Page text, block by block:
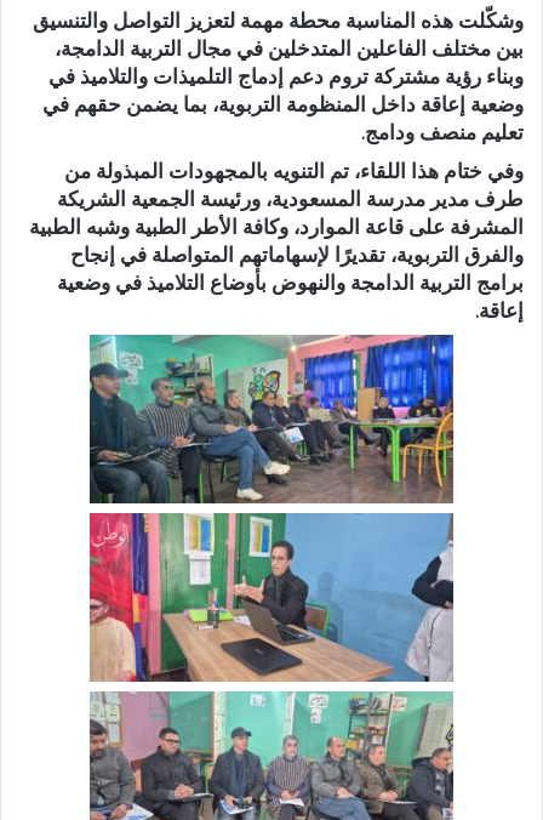
وشكّلت هذه المناسبة محطة مهمة لتعزيز التواصل والتنسيق
بين مختلف الفاعلين المتدخلين في مجال التربية الدامجة،
وبناء رؤية مشتركة تروم دعم إدماج التلميذات والتلاميذ في
وضعية إعاقة داخل المنظومة التربوية، بما يضمن حقهم في
تعليم منصف ودامج.
وفي ختام هذا اللقاء، تم التنويه بالمجهودات المبذولة من
طرف مدير مدرسة المسعودية، ورئيسة الجمعية الشريكة
المشرفة على قاعة الموارد، وكافة الأطر الطبية وشبه الطبية
والفرق التربوية، تقديرًا لإسهاماتهم المتواصلة في إنجاح
برامج التربية الدامجة والنهوض بأوضاع التلاميذ في وضعية
إعاقة.